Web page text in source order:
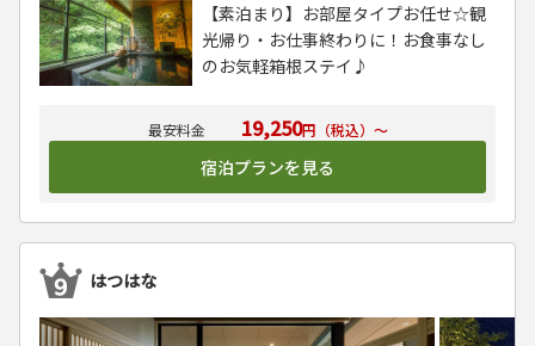
19,250円（税込）～
宿泊プランを見る
【素泊まり】お部屋タイプお任せ☆観
光帰り・お仕事終わりに！お食事なし
のお気軽箱根ステイ♪
はつはな